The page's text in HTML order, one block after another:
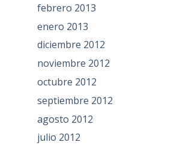
febrero 2013
enero 2013
diciembre 2012
noviembre 2012
octubre 2012
septiembre 2012
agosto 2012
julio 2012